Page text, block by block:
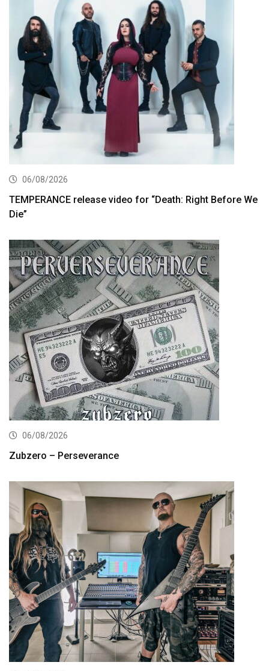
06/08/2026
TEMPERANCE release video for “Death: Right Before We
Die”
06/08/2026
Zubzero – Perseverance